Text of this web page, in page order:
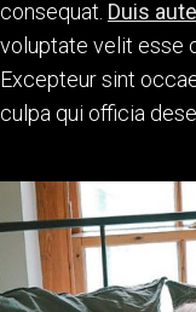
consequat. Duis
voluptate velit esse
Excepteur sint
culpa qui officia